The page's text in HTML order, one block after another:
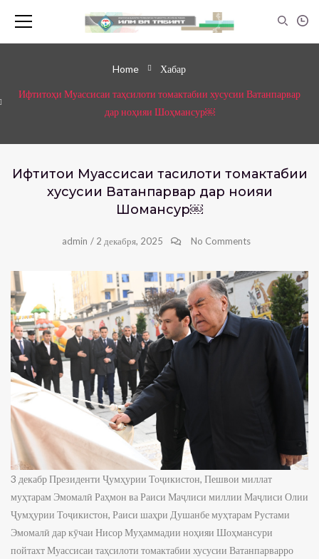
Home Хабар
Ифтитоҳи Муассисаи таҳсилоти томактабии хусусии Ватанпарвар
дар ноҳияи Шоҳмансур￼
Ифтитоҳи Муассисаи таҳсилоти томактабии
хусусии Ватанпарвар дар ноҳияи
Шоҳмансур￼
admin / 2 декабря, 2025 No Comments
3 декабр Президенти Ҷумҳурии Тоҷикистон, Пешвои миллат
муҳтарам Эмомалӣ Раҳмон ва Раиси Маҷлиси миллии Маҷлиси Олии
Ҷумҳурии Тоҷикистон, Раиси шаҳри Душанбе муҳтарам Рустами
Эмомалӣ дар кӯчаи Нисор Муҳаммадии ноҳияи Шоҳмансури
пойтахт Муассисаи таҳсилоти томактабии хусусии Ватанпарварро